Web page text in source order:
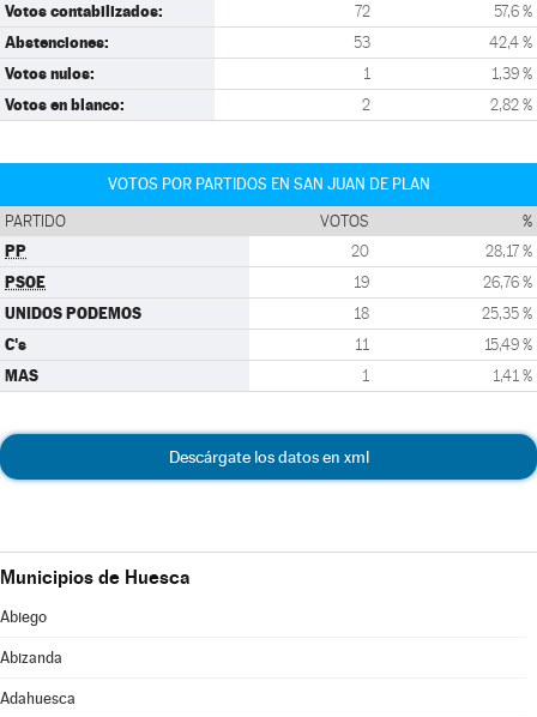
Votos contabilizados: 72 57,6 %
Abstenciones: 53 42,4 %
Votos nulos: 1 1,39 %
Votos en blanco: 2 2,82 %
VOTOS POR PARTIDOS EN SAN JUAN DE PLAN
PARTIDO VOTOS %
PP 20 28,17 %
PSOE 19 26,76 %
UNIDOS PODEMOS 18 25,35 %
C's 11 15,49 %
MAS 1 1,41 %
Descárgate los datos en xml
Municipios de Huesca
Abiego
Abizanda
Adahuesca